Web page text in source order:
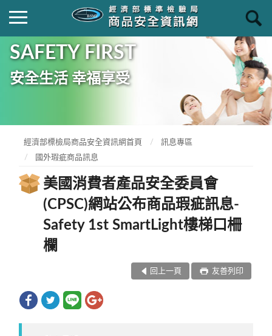
SAFETY FIRST
安全生活 幸福享受
經濟部標檢局商品安全資訊網首頁
訊息專區
國外瑕疵商品訊息
美國消費者產品安全委員會
(CPSC)網站公布商品瑕疵訊息-
Safety 1st SmartLight樓梯口柵
欄
回上一頁 友善列印